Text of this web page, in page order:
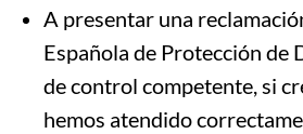
A presentar una
Española de Protección de
de control competente, si
hemos atendido